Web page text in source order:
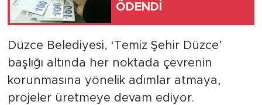
ÖDENDİ
Düzce Belediyesi, ‘Temiz Şehir Düzce’
başlığı altında her noktada çevrenin
korunmasına yönelik adımlar atmaya,
projeler üretmeye devam ediyor.